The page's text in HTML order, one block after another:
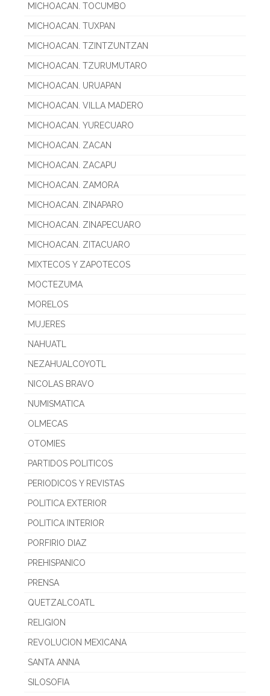
MICHOACAN. TOCUMBO
MICHOACAN. TUXPAN
MICHOACAN. TZINTZUNTZAN
MICHOACAN. TZURUMUTARO
MICHOACAN. URUAPAN
MICHOACAN. VILLA MADERO
MICHOACAN. YURECUARO
MICHOACAN. ZACAN
MICHOACAN. ZACAPU
MICHOACAN. ZAMORA
MICHOACAN. ZINAPARO
MICHOACAN. ZINAPECUARO
MICHOACAN. ZITACUARO
MIXTECOS Y ZAPOTECOS
MOCTEZUMA
MORELOS
MUJERES
NAHUATL
NEZAHUALCOYOTL
NICOLAS BRAVO
NUMISMATICA
OLMECAS
OTOMIES
PARTIDOS POLITICOS
PERIODICOS Y REVISTAS
POLITICA EXTERIOR
POLITICA INTERIOR
PORFIRIO DIAZ
PREHISPANICO
PRENSA
QUETZALCOATL
RELIGION
REVOLUCION MEXICANA
SANTA ANNA
SILOSOFIA